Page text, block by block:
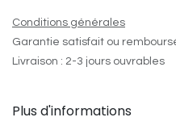
Conditions générales
Garantie satisfait ou
Livraison : 2-3 jours ouvrables
Plus d'informations